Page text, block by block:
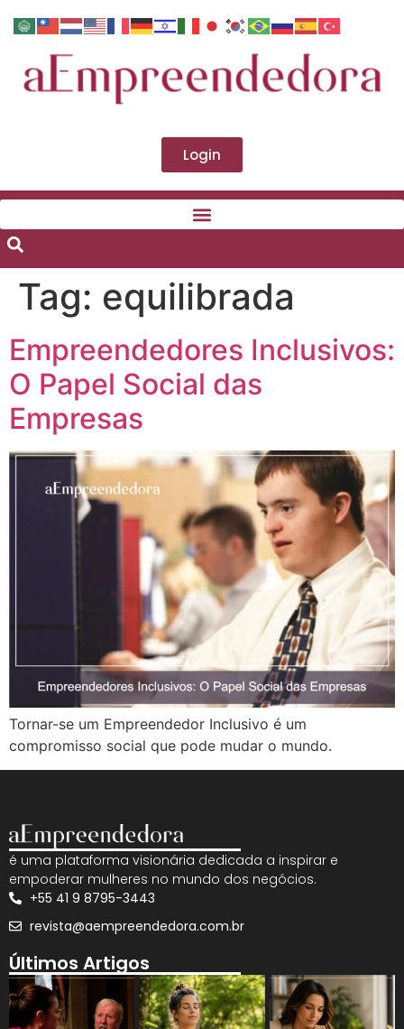
Login
Tag: equilibrada
Empreendedores Inclusivos:
O Papel Social das
Empresas
Tornar-se um Empreendedor Inclusivo é um
compromisso social que pode mudar o mundo.
é uma plataforma visionária dedicada a inspirar e
empoderar mulheres no mundo dos negócios.
+55 41 9 8795-3443
revista@aempreendedora.com.br
Últimos Artigos